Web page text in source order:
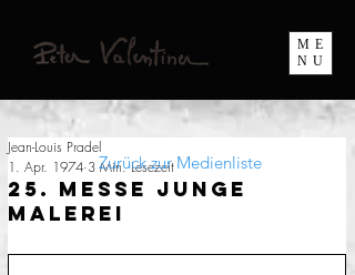
ME
NU
25. Messe Junge
Malerei
Jean-Louis Pradel
1. Apr. 1974 3 Min. Lesezeit
Zurück zur Medienliste